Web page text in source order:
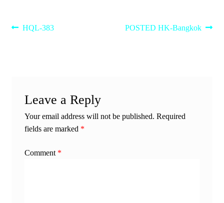
Post
Previous
HQL-383
Next
POSTED HK-Bangkok
Leave a Reply
Your email address will not be published. Required
fields are marked *
Comment *